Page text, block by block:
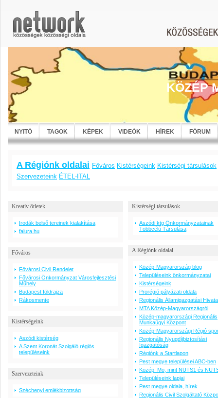
KÖZÉP
NYITÓ TAGOK KÉPEK VIDEÓK HÍREK FÓRUM
A Régiónk oldalai Főváros Kistérségeink Kistérségi társulások
Szervezeteink ÉTEL-ITAL
Kreatív ötletek
Irodák belső tereinek kialakítása
falura.hu
Főváros
Fővárosi Civil Rendelet
Fővárosi Önkormányzat Városfejlesztési
Műhely
Budapest földrajza
Rákosmente
Kistérségeink
Aszódi kistérség
A Szent Koronát Szolgáló régiós
településeink
Szervezeteink
Széchenyi emlékbizottság
Kistérségi társulások
Aszódi ktg Önkormányzatainak
Többcélú Társulása
A Régiónk oldalai
Közép-Magyarország blog
Településeink önkormányzatai
Kistérségeink
Prorégió pályázati oldala
Regionális Államigazgatási
MTA Közép-Magyarországról
Közép-magyarországi Regionális
Munkaügyi Központ
Közép-Magyarországi Régió
Regionális Nyugdíjbiztosítási
Igazgatóság
Régiónk a Startlapon
Pest megye települései ABC-ben
Közép_Mo, mint NUTS1 és
Településeink lapjai
Pest megye oldala, hírek
Regionális Civil Szolgáltató